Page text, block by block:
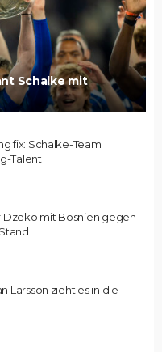
Schalke mit
fix: Schalke-Team
Talent
Dzeko mit Bosnien gegen
Larsson zieht es in die